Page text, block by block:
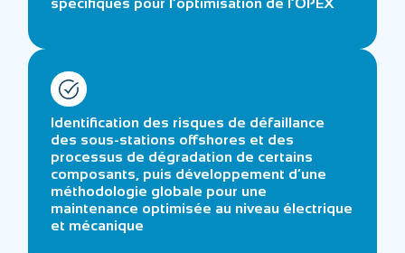
Identification des risques de défaillance
des sous-stations offshores et des
processus de dégradation de certains
composants, puis développement d’une
méthodologie globale pour une
maintenance optimisée au niveau électrique
et mécanique